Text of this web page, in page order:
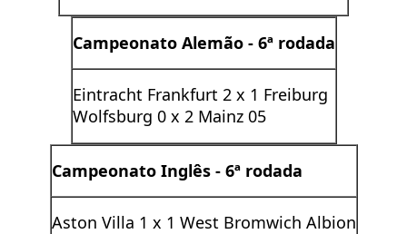
Campeonato Alemão - 6ª rodada
Eintracht Frankfurt 2 x 1 Freiburg
Wolfsburg 0 x 2 Mainz 05
Campeonato Inglês - 6ª rodada
Aston Villa 1 x 1 West Bromwich Albion